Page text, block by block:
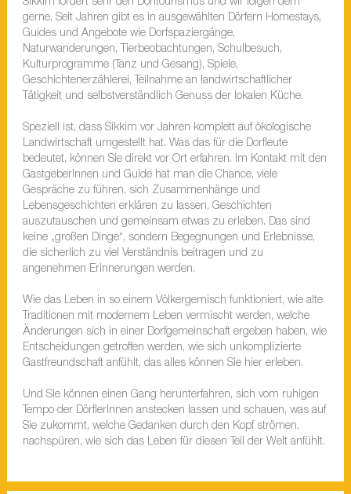
Sikkim fördert sehr den Dorftourismus und wir folgen dem
gerne. Seit Jahren gibt es in ausgewählten Dörfern Homestays,
Guides und Angebote wie Dorfspaziergänge,
Naturwanderungen, Tierbeobachtungen, Schulbesuch,
Kulturprogramme (Tanz und Gesang), Spiele,
Geschichtenerzählerei, Teilnahme an landwirtschaftlicher
Tätigkeit und selbstverständlich Genuss der lokalen Küche.
Speziell ist, dass Sikkim vor Jahren komplett auf ökologische
Landwirtschaft umgestellt hat. Was das für die Dorfleute
bedeutet, können Sie direkt vor Ort erfahren. Im Kontakt mit den
GastgeberInnen und Guide hat man die Chance, viele
Gespräche zu führen, sich Zusammenhänge und
Lebensgeschichten erklären zu lassen, Geschichten
auszutauschen und gemeinsam etwas zu erleben. Das sind
keine „großen Dinge“, sondern Begegnungen und Erlebnisse,
die sicherlich zu viel Verständnis beitragen und zu
angenehmen Erinnerungen werden.
Wie das Leben in so einem Völkergemisch funktioniert, wie alte
Traditionen mit modernem Leben vermischt werden, welche
Änderungen sich in einer Dorfgemeinschaft ergeben haben, wie
Entscheidungen getroffen werden, wie sich unkomplizierte
Gastfreundschaft anfühlt, das alles können Sie hier erleben.
Und Sie können einen Gang herunterfahren, sich vom ruhigen
Tempo der DörflerInnen anstecken lassen und schauen, was auf
Sie zukommt, welche Gedanken durch den Kopf strömen,
nachspüren, wie sich das Leben für diesen Teil der Welt anfühlt.